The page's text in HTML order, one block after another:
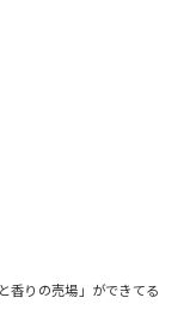
香りの売場」ができてる